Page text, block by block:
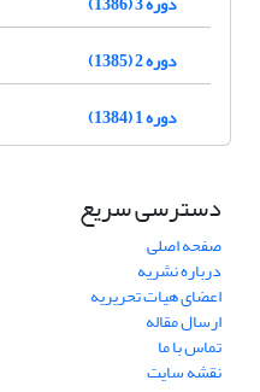
دوره 2 (1385)
دوره 1 (1384)
دسترسی سریع
صفحه اصلی
درباره نشریه
اعضای هیات تحریریه
ارسال مقاله
تماس با ما
نقشه سایت